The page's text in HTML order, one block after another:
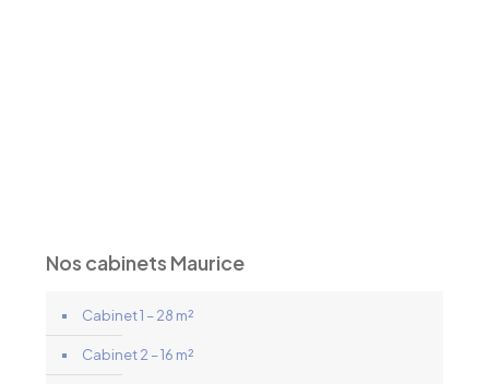
Nos cabinets Maurice
Cabinet 1 – 28 m²
Cabinet 2 – 16 m²